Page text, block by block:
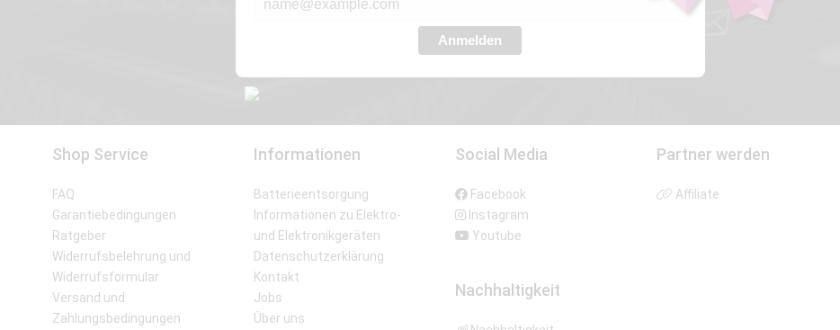
Anmelden
Shop Service
FAQ
Garantiebedingungen
Ratgeber
Widerrufsbelehrung und
Widerrufsformular
Versand und
Zahlungsbedingungen
Informationen
Batterieentsorgung
Informationen zu Elektro-
und Elektronikgeräten
Datenschutzerklärung
Kontakt
Jobs
Über uns
Social Media
Facebook
Instagram
Youtube
Nachhaltigkeit
Partner werden
Affiliate